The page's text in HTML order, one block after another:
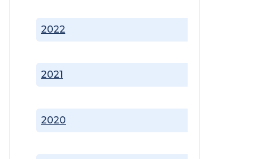
2020
2021
2022